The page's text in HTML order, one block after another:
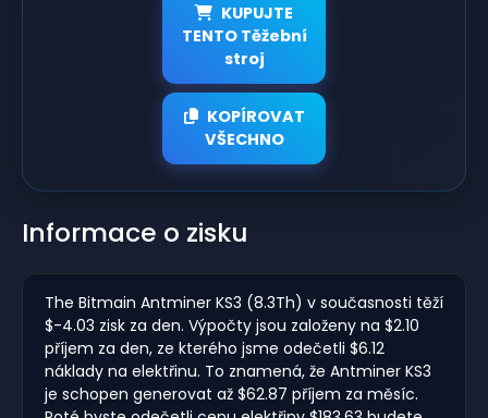
KUPUJTE
TENTO Těžební
stroj
KOPÍROVAT
VŠECHNO
Informace o zisku
The Bitmain Antminer KS3 (8.3Th) v současnosti těží
$-4.03 zisk za den. Výpočty jsou založeny na $2.10
příjem za den, ze kterého jsme odečetli $6.12
náklady na elektřinu. To znamená, že Antminer KS3
je schopen generovat až $62.87 příjem za měsíc.